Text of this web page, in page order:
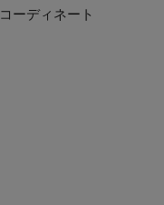
ーディネート